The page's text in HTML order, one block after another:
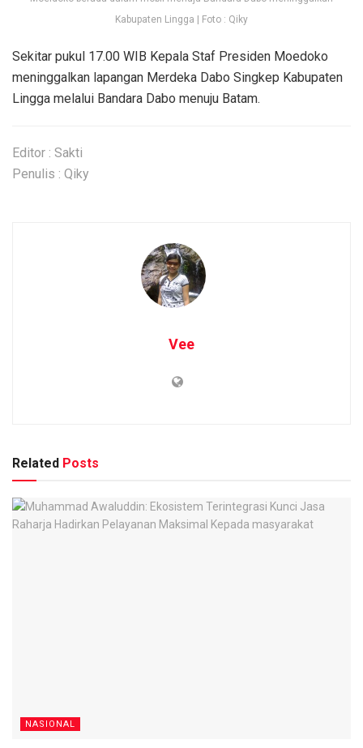
Kabupaten Lingga | Foto : Qiky
Sekitar pukul 17.00 WIB Kepala Staf Presiden Moedoko
meninggalkan lapangan Merdeka Dabo Singkep Kabupaten
Lingga melalui Bandara Dabo menuju Batam.
Editor : Sakti
Penulis : Qiky
Vee
Related Posts
NASIONAL